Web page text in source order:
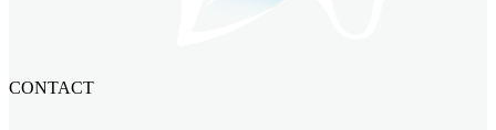
CONTACT